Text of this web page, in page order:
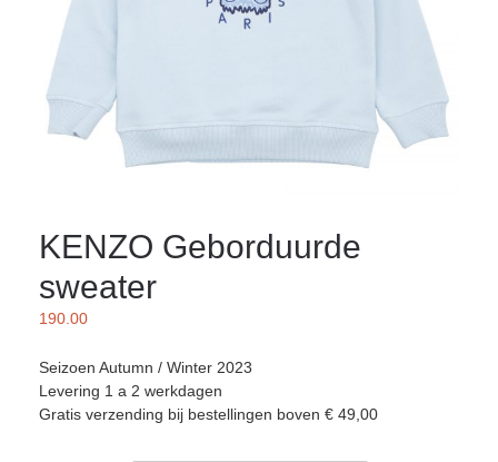
KENZO Geborduurde
sweater
190.00
Seizoen Autumn / Winter 2023
Levering 1 a 2 werkdagen
Gratis verzending bij bestellingen boven € 49,00